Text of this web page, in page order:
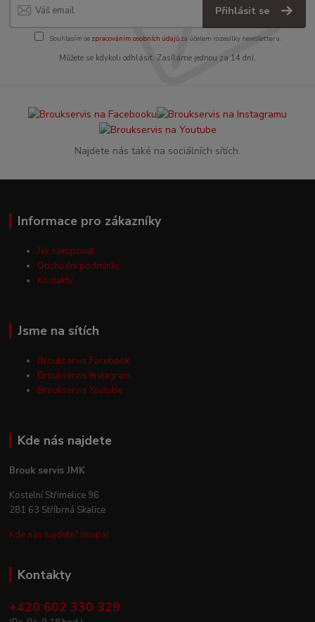
Přihlásit se
Souhlasím se zpracováním osobních údajůza účelem rozesílky newsletteru.
Můžete se kdykoli odhlásit. Zasíláme jednou za 14 dní.
Najdete nás také na sociálních sítích.
Informace pro zákazníky
Jak nakupovat
Obchodní podmínky
Kontakty
Jsme na sítích
Broukservis Facebook
Broukservis Instagram
Broukservis Youtube
Kde nás najdete
Brouk servis JMK
Kostelní Střimelice 96
281 63 Stříbrná Skalice
Kde nás najdete? (mapa)
Kontakty
+420 602 330 329